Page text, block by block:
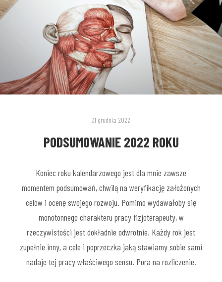
31 grudnia 2022
PODSUMOWANIE 2022 ROKU
Koniec roku kalendarzowego jest dla mnie zawsze
momentem podsumowań, chwilą na weryfikację założonych
celów i ocenę swojego rozwoju. Pomimo wydawałoby się
monotonnego charakteru pracy fizjoterapeuty, w
rzeczywistości jest dokładnie odwrotnie. Każdy rok jest
zupełnie inny, a cele i poprzeczka jaką stawiamy sobie sami
nadaje tej pracy właściwego sensu. Pora na rozliczenie.